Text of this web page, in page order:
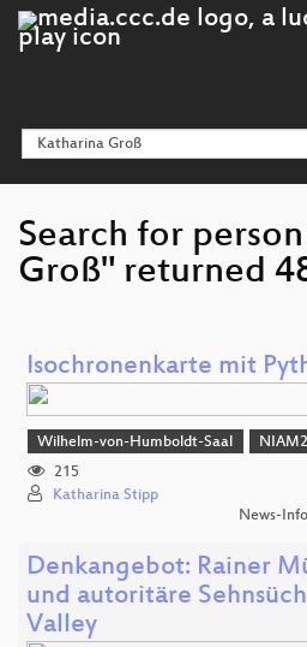
Search for
Groß" returned
Isochronenkarte mit
Wilhelm-von-Humboldt-Saal
215
Katharina Stipp
News-
Denkangebot: Rainer
und autoritäre
Valley